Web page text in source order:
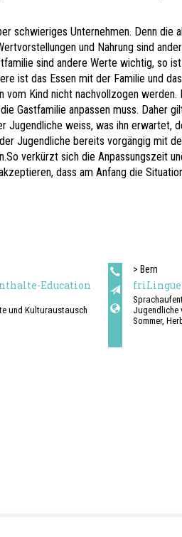
schwieriges Unternehmen. Denn die
und Nahrung sind
sind andere Werte wichtig, so
ist das Essen mit der Familie und
vom Kind nicht nachvollzogen werden.
Gastfamilie anpassen muss. Daher
Jugendliche weiss, was ihn erwartet,
Jugendliche bereits vorgängig mit
verkürzt sich die Anpassungszeit
dass am Anfang die
Education
und Kulturaustausch
> Bern
friLingue
Jugendliche
Sommer,